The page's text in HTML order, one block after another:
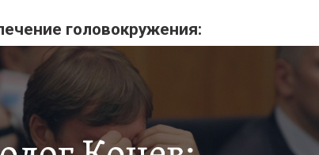
головокружения: